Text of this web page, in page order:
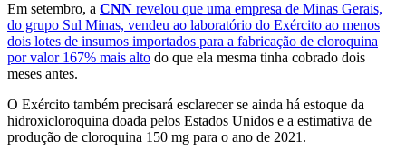
Em setembro, a CNN revelou que uma empresa de Minas Gerais,
do grupo Sul Minas, vendeu ao laboratório do Exército ao menos
dois lotes de insumos importados para a fabricação de cloroquina
por valor 167% mais alto do que ela mesma tinha cobrado dois
meses antes.
O Exército também precisará esclarecer se ainda há estoque da
hidroxicloroquina doada pelos Estados Unidos e a estimativa de
produção de cloroquina 150 mg para o ano de 2021.